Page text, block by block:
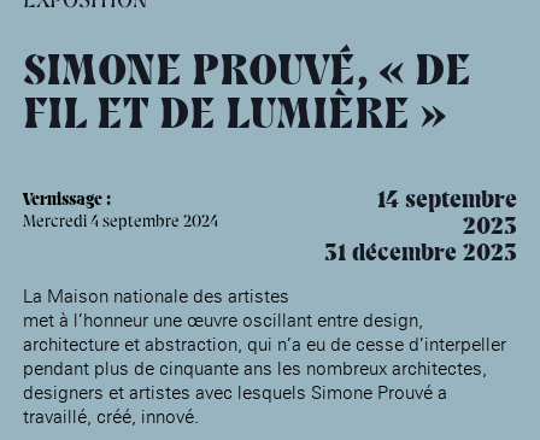
SIMONE PROUVÉ, « DE
FIL ET DE LUMIÈRE »
14 septembre
2023
31 décembre 2023
Vernissage :
Mercredi 4 septembre 2024
La Maison nationale des artistes
met à l’honneur une œuvre oscillant entre design,
architecture et abstraction, qui n’a eu de cesse d’interpeller
pendant plus de cinquante ans les nombreux architectes,
designers et artistes avec lesquels Simone Prouvé a
travaillé, créé, innové.
âge, à la
Fondation
Rotonde Balzac de l’Hôtel
Jardin public de l’Hôtel
Salomon de Rothschild